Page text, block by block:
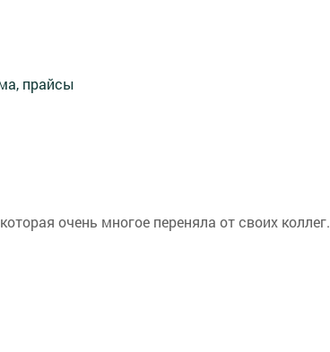
прайсы
очень многое переняла от своих коллег.